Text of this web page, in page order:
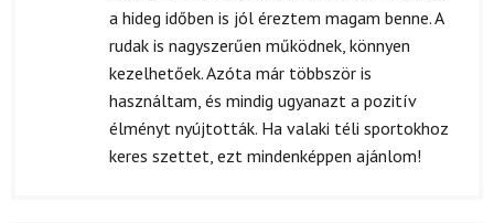
a hideg időben is jól éreztem magam benne. A
rudak is nagyszerűen működnek, könnyen
kezelhetőek. Azóta már többször is
használtam, és mindig ugyanazt a pozitív
élményt nyújtották. Ha valaki téli sportokhoz
keres szettet, ezt mindenképpen ajánlom!